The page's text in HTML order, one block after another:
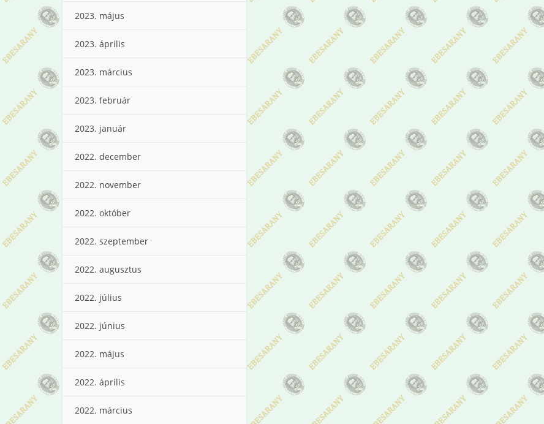
2023. május
2023. április
2023. március
2023. február
2023. január
2022. december
2022. november
2022. október
2022. szeptember
2022. augusztus
2022. július
2022. június
2022. május
2022. április
2022. március